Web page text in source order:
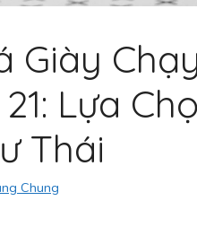
Giày
Lựa
Thái
Chung